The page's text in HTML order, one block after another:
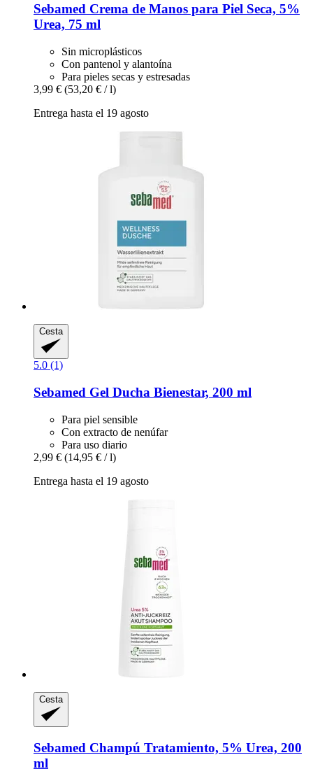
Sebamed Crema de Manos para Piel Seca, 5%
Urea, 75 ml
Sin microplásticos
Con pantenol y alantoína
Para pieles secas y estresadas
3,99 € (53,20 € / l)
Entrega hasta el 19 agosto
Cesta
5.0 (1)
Sebamed Gel Ducha Bienestar, 200 ml
Para piel sensible
Con extracto de nenúfar
Para uso diario
2,99 € (14,95 € / l)
Entrega hasta el 19 agosto
Cesta
Sebamed Champú Tratamiento, 5% Urea, 200
ml